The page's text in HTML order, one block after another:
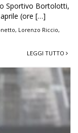
Sportivo Bortolotti,
(ore […]
, Lorenzo Riccio,
LEGGI TUTTO